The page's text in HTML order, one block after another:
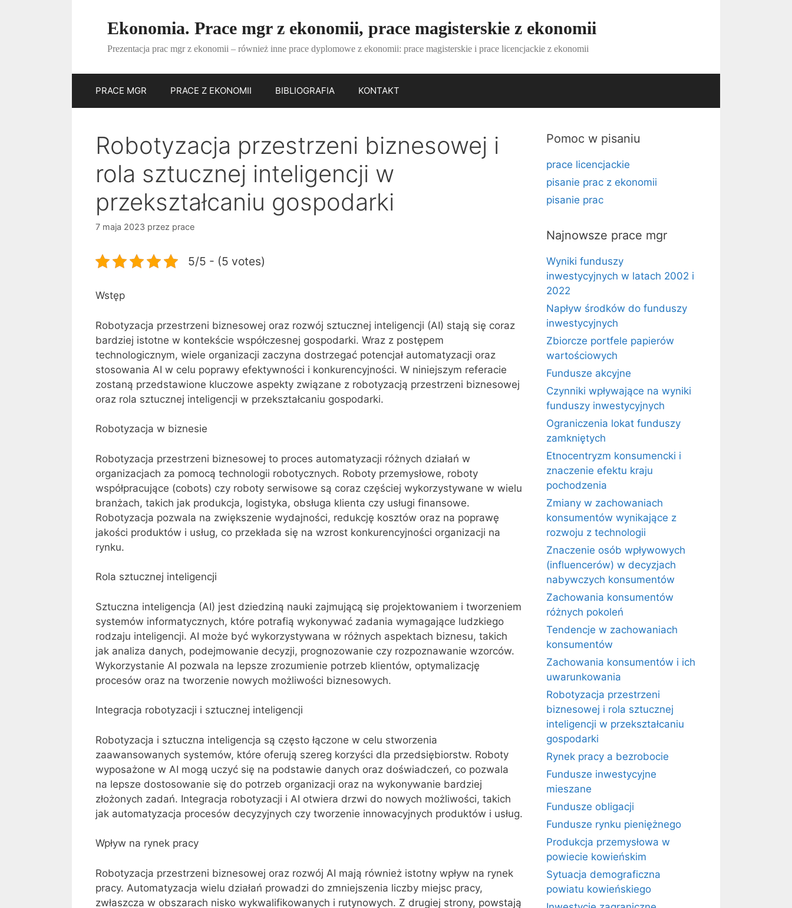
Ekonomia. Prace mgr z ekonomii, prace magisterskie z ekonomii
Prezentacja prac mgr z ekonomii – również inne prace dyplomowe z ekonomii: prace magisterskie i prace licencjackie z ekonomii
PRACE MGR PRACE Z EKONOMII BIBLIOGRAFIA KONTAKT
Robotyzacja przestrzeni biznesowej i
rola sztucznej inteligencji w
przekształcaniu gospodarki
7 maja 2023 przez prace
5/5 - (5 votes)
Wstęp
Robotyzacja przestrzeni biznesowej oraz rozwój sztucznej inteligencji (AI) stają się coraz
bardziej istotne w kontekście współczesnej gospodarki. Wraz z postępem
technologicznym, wiele organizacji zaczyna dostrzegać potencjał automatyzacji oraz
stosowania AI w celu poprawy efektywności i konkurencyjności. W niniejszym referacie
zostaną przedstawione kluczowe aspekty związane z robotyzacją przestrzeni biznesowej
oraz rola sztucznej inteligencji w przekształcaniu gospodarki.
Robotyzacja w biznesie
Robotyzacja przestrzeni biznesowej to proces automatyzacji różnych działań w
organizacjach za pomocą technologii robotycznych. Roboty przemysłowe, roboty
współpracujące (cobots) czy roboty serwisowe są coraz częściej wykorzystywane w wielu
branżach, takich jak produkcja, logistyka, obsługa klienta czy usługi finansowe.
Robotyzacja pozwala na zwiększenie wydajności, redukcję kosztów oraz na poprawę
jakości produktów i usług, co przekłada się na wzrost konkurencyjności organizacji na
rynku.
Rola sztucznej inteligencji
Sztuczna inteligencja (AI) jest dziedziną nauki zajmującą się projektowaniem i tworzeniem
systemów informatycznych, które potrafią wykonywać zadania wymagające ludzkiego
rodzaju inteligencji. AI może być wykorzystywana w różnych aspektach biznesu, takich
jak analiza danych, podejmowanie decyzji, prognozowanie czy rozpoznawanie wzorców.
Wykorzystanie AI pozwala na lepsze zrozumienie potrzeb klientów, optymalizację
procesów oraz na tworzenie nowych możliwości biznesowych.
Integracja robotyzacji i sztucznej inteligencji
Robotyzacja i sztuczna inteligencja są często łączone w celu stworzenia
zaawansowanych systemów, które oferują szereg korzyści dla przedsiębiorstw. Roboty
wyposażone w AI mogą uczyć się na podstawie danych oraz doświadczeń, co pozwala
na lepsze dostosowanie się do potrzeb organizacji oraz na wykonywanie bardziej
złożonych zadań. Integracja robotyzacji i AI otwiera drzwi do nowych możliwości, takich
jak automatyzacja procesów decyzyjnych czy tworzenie innowacyjnych produktów i usług.
Wpływ na rynek pracy
Robotyzacja przestrzeni biznesowej oraz rozwój AI mają również istotny wpływ na rynek
pracy. Automatyzacja wielu działań prowadzi do zmniejszenia liczby miejsc pracy,
zwłaszcza w obszarach nisko wykwalifikowanych i rutynowych. Z drugiej strony, powstają
Pomoc w pisaniu
prace licencjackie
pisanie prac z ekonomii
pisanie prac
Najnowsze prace mgr
Wyniki funduszy
inwestycyjnych w latach 2002 i
2022
Napływ środków do funduszy
inwestycyjnych
Zbiorcze portfele papierów
wartościowych
Fundusze akcyjne
Czynniki wpływające na wyniki
funduszy inwestycyjnych
Ograniczenia lokat funduszy
zamkniętych
Etnocentryzm konsumencki i
znaczenie efektu kraju
pochodzenia
Zmiany w zachowaniach
konsumentów wynikające z
rozwoju z technologii
Znaczenie osób wpływowych
(influencerów) w decyzjach
nabywczych konsumentów
Zachowania konsumentów
różnych pokoleń
Tendencje w zachowaniach
konsumentów
Zachowania konsumentów i ich
uwarunkowania
Robotyzacja przestrzeni
biznesowej i rola sztucznej
inteligencji w przekształcaniu
gospodarki
Rynek pracy a bezrobocie
Fundusze inwestycyjne
mieszane
Fundusze obligacji
Fundusze rynku pieniężnego
Produkcja przemysłowa w
powiecie kowieńskim
Sytuacja demograficzna
powiatu kowieńskiego